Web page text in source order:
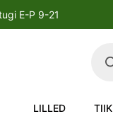
E-P 9-21
LILLED TIIK